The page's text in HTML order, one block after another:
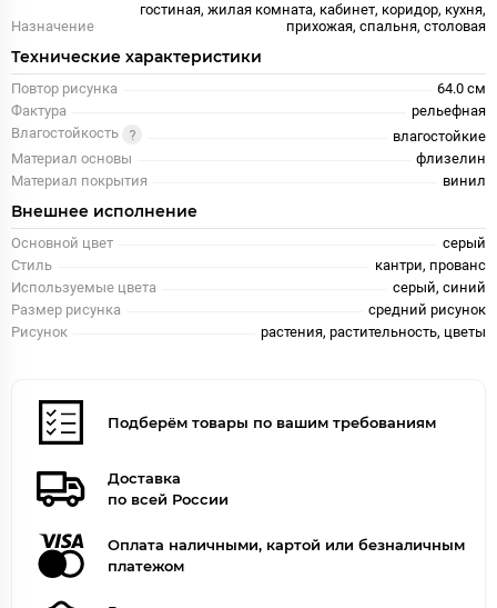
Назначение
гостиная, жилая комната, кабинет, коридор, кухня,
прихожая, спальня, столовая
Технические характеристики
Повтор рисунка
64.0 см
Фактура
рельефная
Влагостойкость
влагостойкие
Материал основы
флизелин
Материал покрытия
винил
Внешнее исполнение
Основной цвет
серый
Стиль
кантри, прованс
Используемые цвета
серый, синий
Размер рисунка
средний рисунок
Рисунок
растения, растительность, цветы
Подберём товары по вашим требованиям
Доставка
по всей России
Оплата наличными, картой или безналичным
платежом